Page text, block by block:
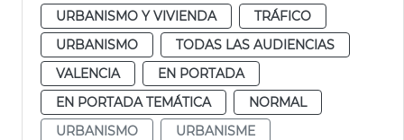
URBANISMO Y VIVIENDA
TRÁFICO
URBANISMO
TODAS LAS AUDIENCIAS
VALENCIA
EN PORTADA
EN PORTADA TEMÁTICA
NORMAL
URBANISMO
URBANISME